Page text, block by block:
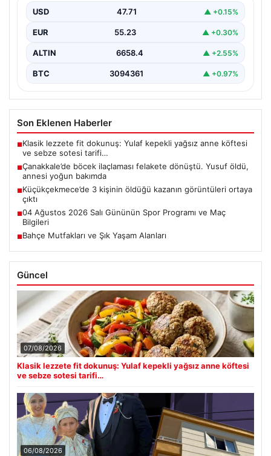
{"title": "Çanakkale'de Böcek İlaçlaması Felakete
"Çanakkale’nin Barbaros…
USD 47.71 ▲ +0.15%
EUR 55.23 ▲ +0.30%
ALTIN 6658.4 ▲ +2.55%
BTC 3094361 ▲ +0.97%
Son Eklenen Haberler
■Klasik lezzete fit dokunuş: Yulaf kepekli yağsız anne köftesi
ve sebze sotesi tarifi…
■Çanakkale’de böcek ilaçlaması felakete dönüştü. Yusuf öldü,
annesi yoğun bakımda
■Küçükçekmece’de 3 kişinin öldüğü kazanın görüntüleri ortaya
çıktı
■04 Ağustos 2026 Salı Gününün Spor Programı ve Maç
Bilgileri
■Bahçe Mutfakları ve Şık Yaşam Alanları
Güncel
07/08/2026
Klasik lezzete fit dokunuş: Yulaf kepekli yağsız anne köftesi
ve sebze sotesi tarifi…
06/08/2026